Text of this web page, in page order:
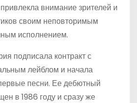
внимание зрителей и
своим неповторимым
исполнением.
подписала контракт с
лейблом и начала
песни. Ее дебютный
в 1986 году и сразу же